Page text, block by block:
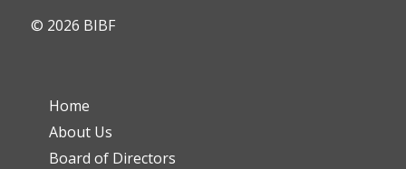
© 2026 BIBF
Home
About Us
Board of Directors